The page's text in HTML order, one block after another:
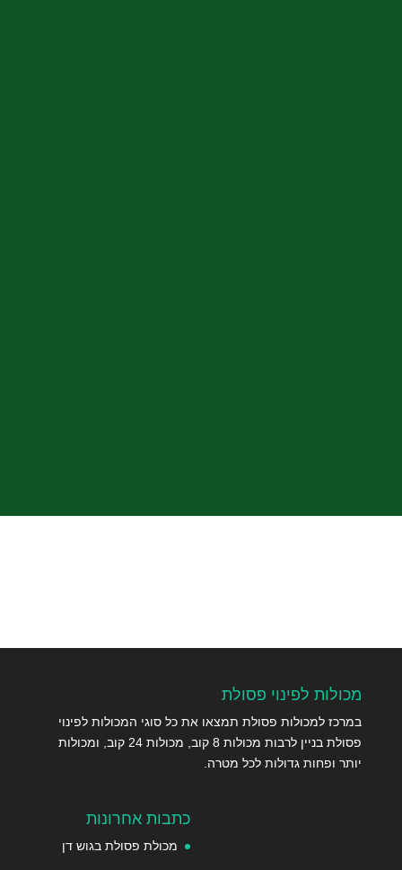
מכולות לפינוי פסולת
במרכז למכולות פסולת תמצאו את כל סוגי המכולות לפינוי
פסולת בניין לרבות מכולות 8 קוב, מכולות 24 קוב, ומכולות
יותר ופחות גדולות לכל מטרה.
כתבות אחרונות
מכולת פסולת בגוש דן